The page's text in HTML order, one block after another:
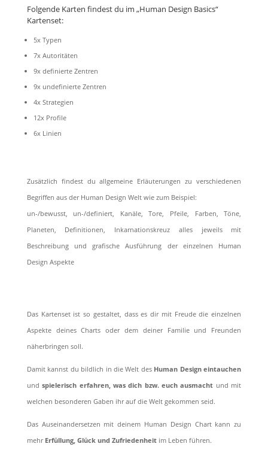
Folgende Karten findest du im „Human Design Basics“
Kartenset:
5x Typen
7x Autoritäten
9x definierte Zentren
9x undefinierte Zentren
4x Strategien
12x Profile
6x Linien
Zusätzlich findest du allgemeine Erläuterungen zu verschiedenen
Begriffen aus der Human Design Welt wie zum Beispiel:
un-/bewusst, un-/definiert, Kanäle, Tore, Pfeile, Farben, Töne,
Planeten, Definitionen, Inkarnationskreuz alles jeweils mit
Beschreibung und grafische Ausführung der einzelnen Human
Design Aspekte
Das Kartenset ist so gestaltet, dass es dir mit Freude die einzelnen
Aspekte deines Charts oder dem deiner Familie und Freunden
näherbringen soll.
Damit kannst du bildlich in die Welt des Human Design eintauchen
undspielerisch erfahren, was dich bzw. euch ausmacht und mit
welchen besonderen Gaben ihr auf die Welt gekommen seid.
Das Auseinandersetzen mit deinem Human Design Chart kann zu
mehr Erfüllung, Glück und Zufriedenheitim Leben führen.